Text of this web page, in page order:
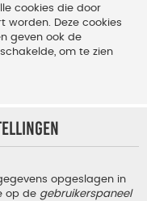
cookies die door
worden. Deze cookies
geven ook de
om te zien
opgeslagen in
op de gebruikerspaneel